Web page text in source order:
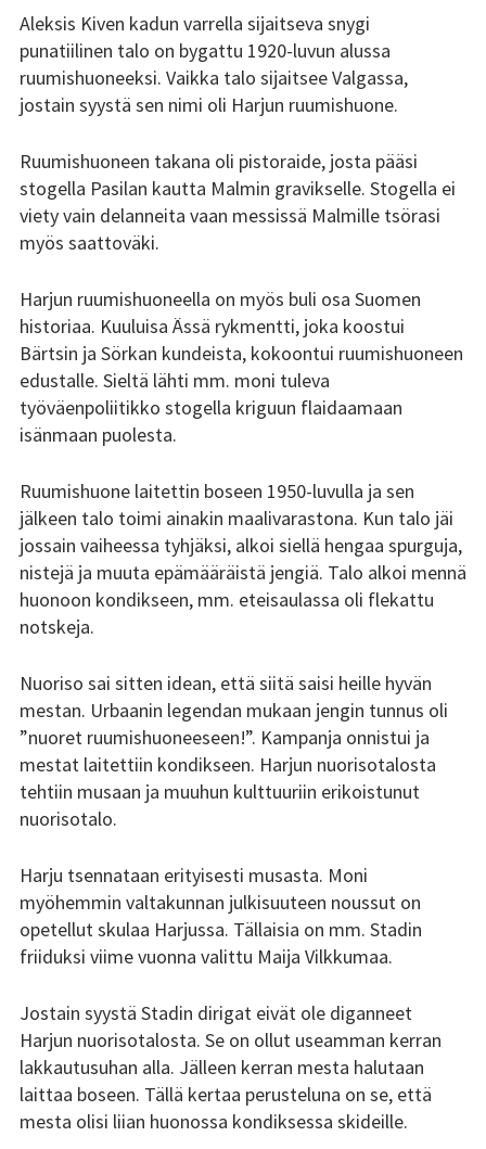
Tsilari 2012
Stadin Friidut ja Stadin
Kundit
Stadin Friidut ja Stadin
Kundit
Kundi ja Friidu 2015
Kundi ja Friidu 2017
Kundi ja Friidu 2018
Stadin Slangi tv
Yhteystiedot
Aleksis Kiven kadun varrella sijaitseva snygi
punatiilinen talo on bygattu 1920-luvun alussa
ruumishuoneeksi. Vaikka talo sijaitsee Valgassa,
jostain syystä sen nimi oli Harjun ruumishuone.
Ruumishuoneen takana oli pistoraide, josta pääsi
stogella Pasilan kautta Malmin gravikselle. Stogella ei
viety vain delanneita vaan messissä Malmille tsörasi
myös saattoväki.
Harjun ruumishuoneella on myös buli osa Suomen
historiaa. Kuuluisa Ässä rykmentti, joka koostui
Bärtsin ja Sörkan kundeista, kokoontui ruumishuoneen
edustalle. Sieltä lähti mm. moni tuleva
työväenpoliitikko stogella kriguun flaidaamaan
isänmaan puolesta.
Ruumishuone laitettin boseen 1950-luvulla ja sen
jälkeen talo toimi ainakin maalivarastona. Kun talo jäi
jossain vaiheessa tyhjäksi, alkoi siellä hengaa spurguja,
nistejä ja muuta epämääräistä jengiä. Talo alkoi mennä
huonoon kondikseen, mm. eteisaulassa oli flekattu
notskeja.
Nuoriso sai sitten idean, että siitä saisi heille hyvän
mestan. Urbaanin legendan mukaan jengin tunnus oli
”nuoret ruumishuoneeseen!”. Kampanja onnistui ja
mestat laitettiin kondikseen. Harjun nuorisotalosta
tehtiin musaan ja muuhun kulttuuriin erikoistunut
nuorisotalo.
Harju tsennataan erityisesti musasta. Moni
myöhemmin valtakunnan julkisuuteen noussut on
opetellut skulaa Harjussa. Tällaisia on mm. Stadin
friiduksi viime vuonna valittu Maija Vilkkumaa.
Jostain syystä Stadin dirigat eivät ole diganneet
Harjun nuorisotalosta. Se on ollut useamman kerran
lakkautusuhan alla. Jälleen kerran mesta halutaan
laittaa boseen. Tällä kertaa perusteluna on se, että
mesta olisi liian huonossa kondiksessa skideille.